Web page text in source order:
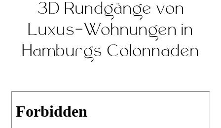
3D Rundgänge von
Luxus-Wohnungen in
Hamburgs Colonnaden